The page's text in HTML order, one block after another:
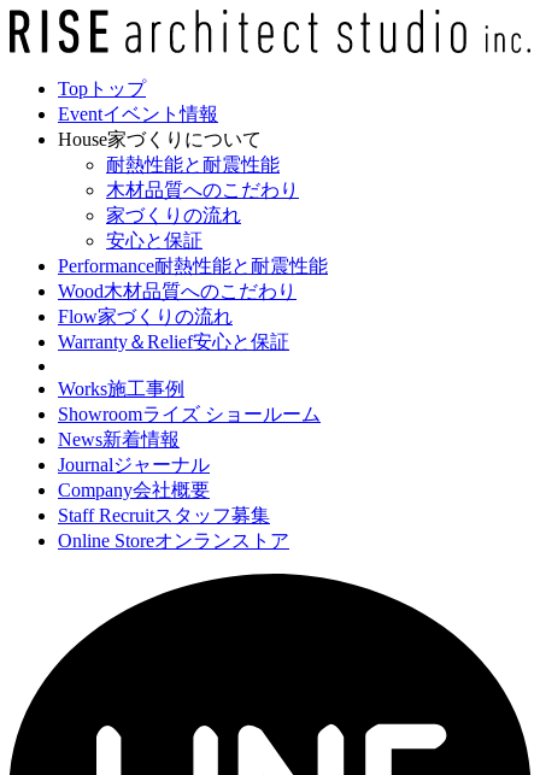
Top トップ
Eventイベント情報
House家づくりについて
耐熱性能と耐震性能
木材品質へのこだわり
家づくりの流れ
安心と保証
Performance耐熱性能と耐震性能
Wood木材品質へのこだわり
Flow家づくりの流れ
Warranty＆Relief安心と保証
Works施工事例
Showroomライズ ショールーム
News新着情報
Journalジャーナル
Company会社概要
Staff Recruitスタッフ募集
Online Storeオンランストア